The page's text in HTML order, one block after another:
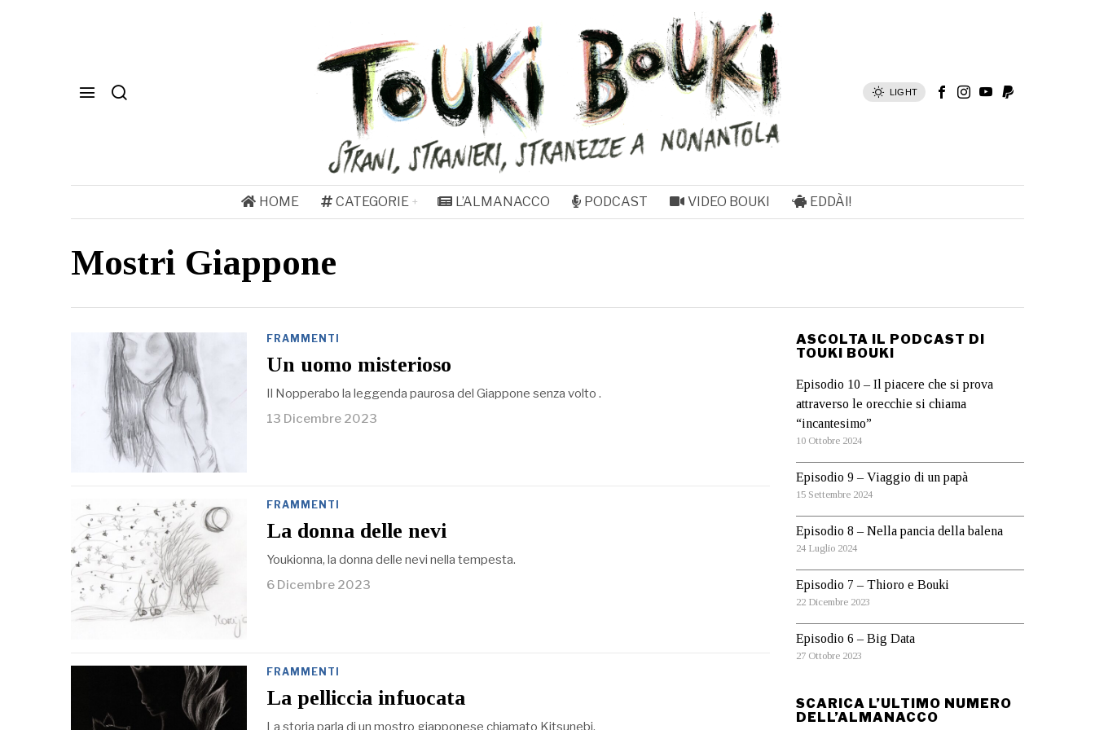
LIGHT
HOME CATEGORIE L’ALMANACCO PODCAST VIDEO BOUKI EDDÀI!
Mostri Giappone
FRAMMENTI
Un uomo misterioso
Il Nopperabo la leggenda paurosa del Giappone senza volto .
13 Dicembre 2023
FRAMMENTI
La donna delle nevi
Youkionna, la donna delle nevi nella tempesta.
6 Dicembre 2023
FRAMMENTI
La pelliccia infuocata
La storia parla di un mostro giapponese chiamato Kitsunebi.
ASCOLTA IL PODCAST DI
TOUKI BOUKI
Episodio 10 – Il piacere che si prova
attraverso le orecchie si chiama
“incantesimo”
10 Ottobre 2024
Episodio 9 – Viaggio di un papà
15 Settembre 2024
Episodio 8 – Nella pancia della balena
24 Luglio 2024
Episodio 7 – Thioro e Bouki
22 Dicembre 2023
Episodio 6 – Big Data
27 Ottobre 2023
SCARICA L’ULTIMO NUMERO
DELL’ALMANACCO